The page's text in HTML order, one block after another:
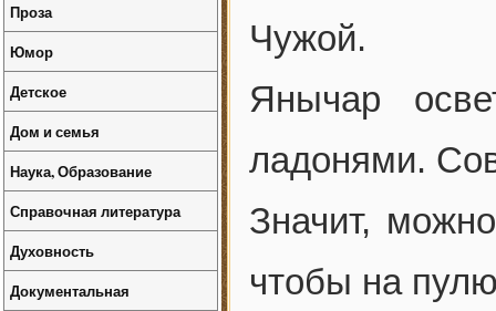
Чужой.
Янычар
ладонями.
Значит,
чтобы на
Проза
Юмор
Детское
Дом и семья
Наука, Образование
Справочная литература
Духовность
Документальная